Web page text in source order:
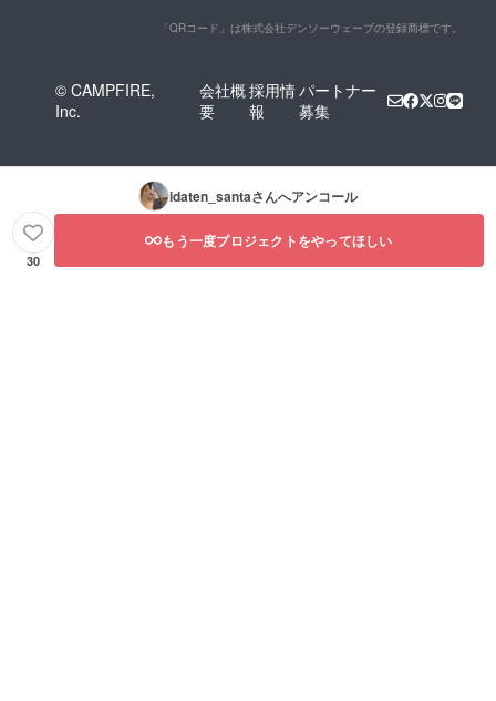
「QRコード」は株式会社デンソーウェーブの登録商標です。
© CAMPFIRE,
Inc.
会社概
要
採用情
報
パートナー
募集
idaten_santaさんへアンコール
30
もう一度プロジェクトをやってほしい